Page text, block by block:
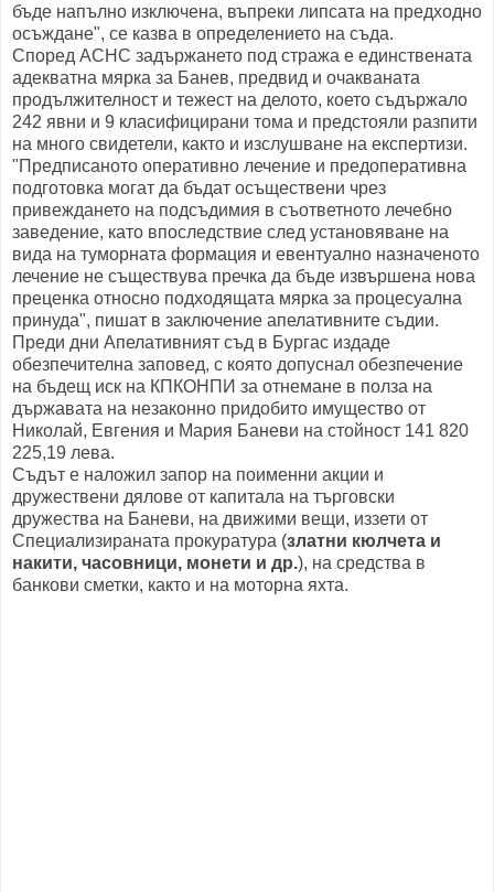
бъде напълно изключена, въпреки липсата на предходно
осъждане", се казва в определението на съда.
Според АСНС задържането под стража е единствената
адекватна мярка за Банев, предвид и очакваната
продължителност и тежест на делото, което съдържало
242 явни и 9 класифицирани тома и предстояли разпити
на много свидетели, както и изслушване на експертизи.
"Предписаното оперативно лечение и предоперативна
подготовка могат да бъдат осъществени чрез
привеждането на подсъдимия в съответното лечебно
заведение, като впоследствие след установяване на
вида на туморната формация и евентуално назначеното
лечение не съществува пречка да бъде извършена нова
преценка относно подходящата мярка за процесуална
принуда", пишат в заключение апелативните съдии.
Преди дни Апелативният съд в Бургас издаде
обезпечителна заповед, с която допуснал обезпечение
на бъдещ иск на КПКОНПИ за отнемане в полза на
държавата на незаконно придобито имущество от
Николай, Евгения и Мария Баневи на стойност 141 820
225,19 лева.
Съдът е наложил запор на поименни акции и
дружествени дялове от капитала на търговски
дружества на Баневи, на движими вещи, иззети от
Специализираната прокуратура (златни кюлчета и
накити, часовници, монети и др.), на средства в
банкови сметки, както и на моторна яхта.